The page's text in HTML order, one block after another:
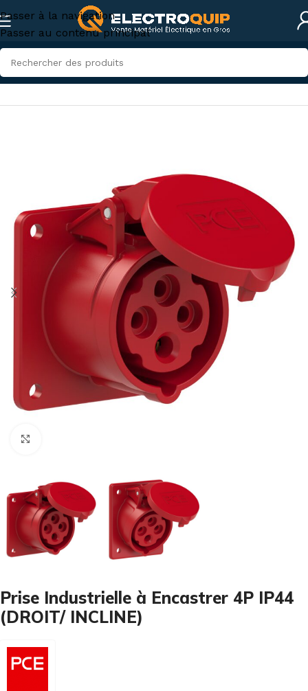
Passer à la navigation
Passer au contenu principal
Accueil/Électricité industrielle/Connexions industrielles
Prise Industrielle à Encastrer 4P IP44
(DROIT/ INCLINE)